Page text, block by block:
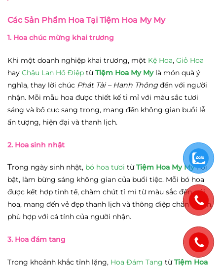
Các Sản Phẩm Hoa Tại Tiệm Hoa My My
1. Hoa chúc mừng khai trương
Khi một doanh nghiệp khai trương, một Kệ Hoa, Giỏ Hoa
hay Chậu Lan Hồ Điệp từTiệm Hoa My Mylà món quà ý
nghĩa, thay lời chúc Phát Tài – Hanh Thôngđến với người
nhận. Mỗi mẫu hoa được thiết kế tỉ mỉ với màu sắc tươi
sáng và bố cục sang trọng, mang đến không gian buổi lễ
ấn tượng, hiện đại và thanh lịch.
2. Hoa sinh nhật
Trong ngày sinh nhật, bó hoa tươi từTiệm Hoa My Mynổi
bật, làm bừng sáng không gian của buổi tiệc. Mỗi bó hoa
được kết hợp tinh tế, chăm chút tỉ mỉ từ màu sắc đến gói
hoa, mang đến vẻ đẹp thanh lịch và thông điệp chân thành,
phù hợp với cá tính của người nhận.
3. Hoa đám tang
Trong khoảnh khắc tĩnh lặng, Hoa Đám Tang từTiệm Hoa